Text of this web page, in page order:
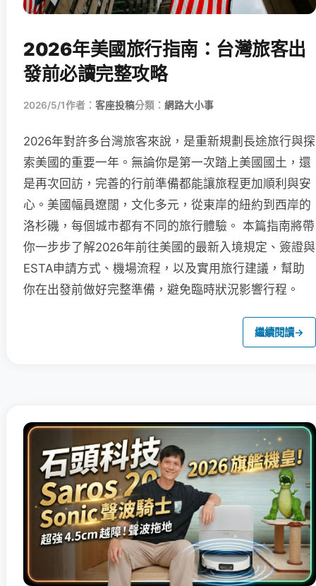
2026年美國旅行指南：台灣旅客出
發前必讀完整攻略
2026/5/1作者： 客座投稿分類： 網路大小事
2026年對許多台灣旅客來說，是重新規劃長途旅行與探
索美國的重要一年。無論你是第一次踏上美國國土，還
是再次回訪，完善的行前準備都能讓旅程更加順利與安
心。美國幅員遼闊，文化多元，從東岸的紐約到西岸的
洛杉磯，每個城市都有不同的旅行體驗。 本篇指南將帶
你一步步了解2026年前往美國的最新入境規定、簽證與
ESTA申請方式、機場流程，以及實用旅行建議，幫助
你在出發前做好完整準備，避免臨時狀況影響行程。
繼續閱讀→